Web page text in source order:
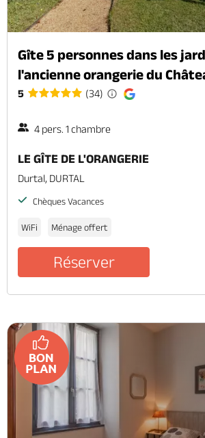
Gîte 5 personnes dans les
l'ancienne orangerie du
5 (34)
4 pers. 1 chambre
LE GÎTE DE L'ORANGERIE
Durtal, DURTAL
Chèques Vacances
WiFi Ménage offert
Réserver